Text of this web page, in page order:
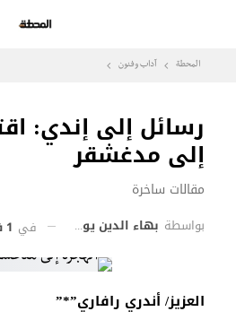
المحطة آداب وفنون
رسائل إلى إندي:
إلى مدغشقر
مقالات ساخرة
بواسطة بهاء الدين يوسف حجازي في 1 فبراير 2018
العزيز/ أندري رافاري”*”